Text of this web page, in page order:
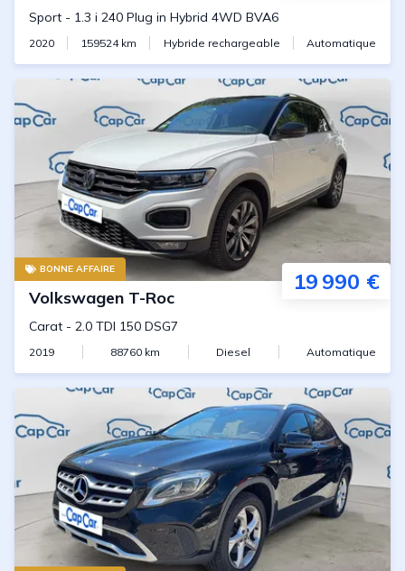
Sport - 1.3 i 240 Plug in Hybrid 4WD BVA6
2020 159524km Hybride rechargeable Automatique
BONNE AFFAIRE 19 990 €
Volkswagen T-Roc
Carat - 2.0 TDI 150 DSG7
2019 88760 km Diesel Automatique